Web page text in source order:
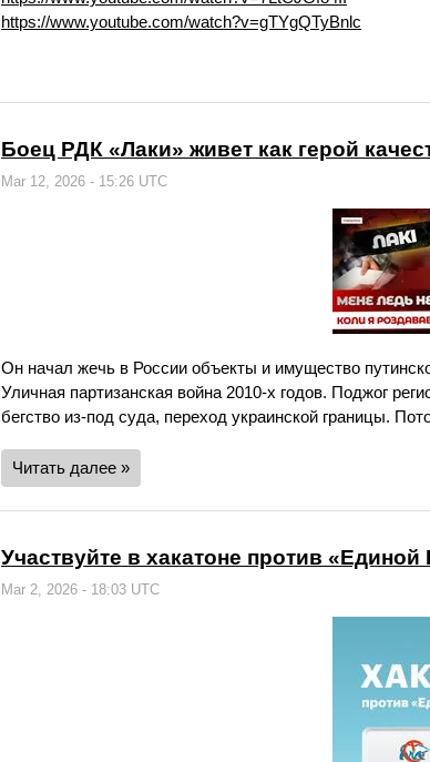
https://www.youtube.com/watch?v=gTYgQTyBnlc
Боец РДК «Лаки» живет как герой
Mar 12, 2026 - 15:26 UTC
Он начал жечь в России объекты и имущество
Уличная партизанская война 2010-х годов. Поджог
бегство из-под суда, переход украинской границы.
Читать далее »
Участвуйте в хакатоне против «Единой
Mar 2, 2026 - 18:03 UTC